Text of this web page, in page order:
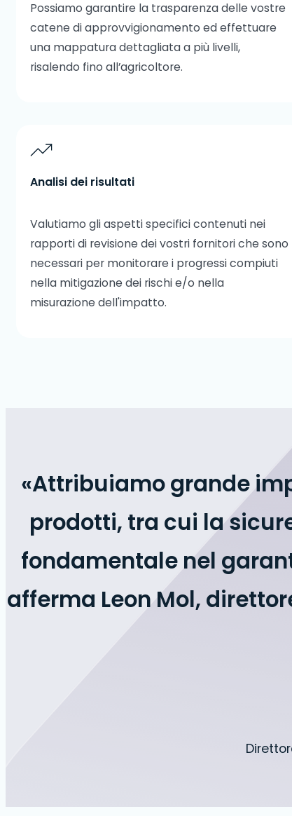
Possiamo garantire la trasparenza delle vostre
catene di approvvigionamento ed effettuare
una mappatura dettagliata a più livelli,
risalendo fino all’agricoltore.
Analisi dei risultati
Valutiamo gli aspetti specifici contenuti nei
rapporti di revisione dei vostri fornitori che sono
necessari per monitorare i progressi compiuti
nella mitigazione dei rischi e/o nella
misurazione dell'impatto.
«Attribuiamo grande
prodotti, tra cui la
fondamentale nel
afferma Leon Mol,